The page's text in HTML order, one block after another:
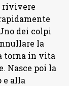
rivivere
dei colpi
la
torna in vita
Nasce poi la
e alla